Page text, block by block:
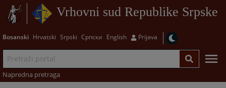
Vrhovni sud Republike Srpske
Bosanski Hrvatski Srpski Српски English Prijava
Napredna pretraga